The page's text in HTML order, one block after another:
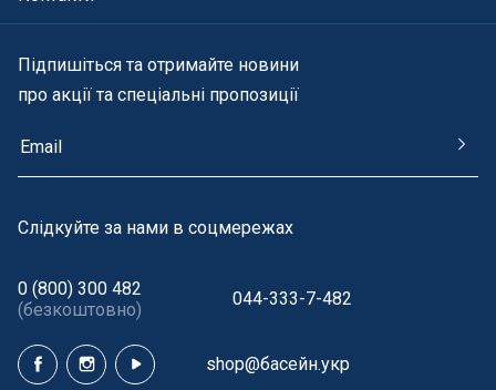
Підпишіться та отримайте новини
про акції та спеціальні пропозиції
Cлідкуйте за нами в соцмережах
0 (800) 300 482
(безкоштовно)
044-333-7-482
shop@басейн.укр